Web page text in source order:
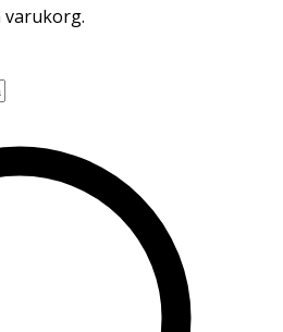
varukorg.